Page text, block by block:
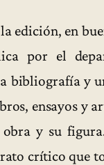
edición, en
por el
bibliografía y
ensayos y
y su
crítico que